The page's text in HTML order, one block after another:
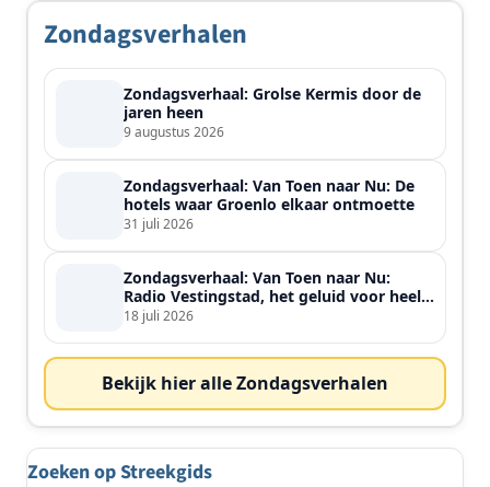
Zondagsverhalen
Zondagsverhaal: Grolse Kermis door de
jaren heen
9 augustus 2026
Zondagsverhaal: Van Toen naar Nu: De
hotels waar Groenlo elkaar ontmoette
31 juli 2026
Zondagsverhaal: Van Toen naar Nu:
Radio Vestingstad, het geluid voor heel
de streek
18 juli 2026
Bekijk hier alle Zondagsverhalen
Zoeken op Streekgids